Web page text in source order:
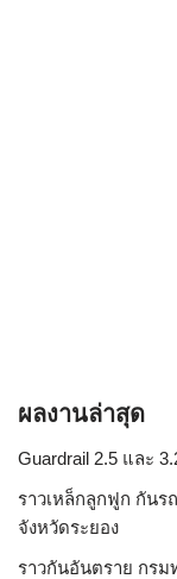
ผลงานล่าสุด
Guardrail 2.5 และ
ราวเหล็กลูกฟูก กันร
จังหวัดระยอง
ราวกันอันตราย กรม